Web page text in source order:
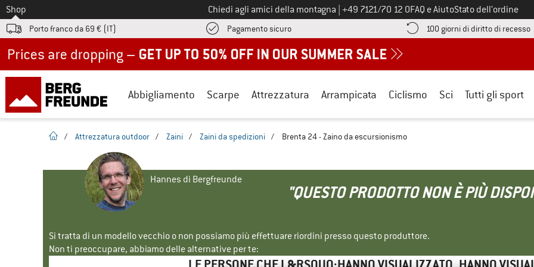
Allo
Shop Chiedi agli amici della montagna Chiamaci al numero
+49 7121/70 12 0FAQ e AiutoStato dell’ordine
Porto franco da 69 € (IT) Pagamento sicuroQui trovi le informazioni di pagamento! Si apre in una casella
100 giorni di diritto di recesso
Abbigliamento Scarpe Attrezzatura Arrampicata Ciclismo Sci Tutti gli sport
pagina iniziale
/ Attrezzatura outdoor / Zaini / Zaini da spedizioni / Brenta 24 - Zaino da escursionismo
Hannes di Bergfreunde
"QUESTO PRODOTTO NON È PIÙ
Si tratta di un modello vecchio o non possiamo più effettuare riordini presso questo produttore.
Non ti preoccupare, abbiamo delle alternative per te: